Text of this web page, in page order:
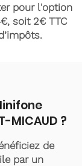
pour l'option
soit 2€ TTC
MICAUD ?
de
par un